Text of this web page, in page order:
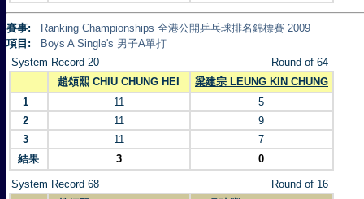
賽事:
Ranking Championships 全港公開乒乓球排名錦標賽 2009
項目:
Boys A Single's 男子A單打
System Record 20
Round of 64
趙頌熙 CHIU CHUNG HEI
梁建宗 LEUNG KIN CHUNG
1
11
5
2
11
9
3
11
7
結果
3 0
System Record 68
Round of 16